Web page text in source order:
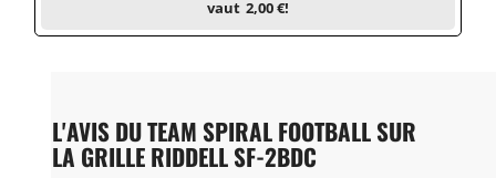
vaut 2,00 €!
L'AVIS DU TEAM SPIRAL FOOTBALL SUR
LA GRILLE RIDDELL SF-2BDC